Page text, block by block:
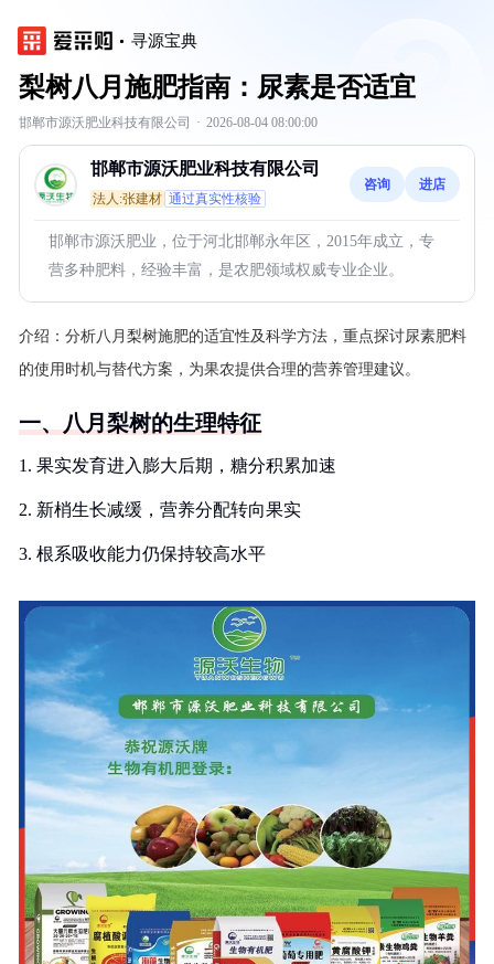
寻源宝典
梨树八月施肥指南：尿素是否适宜
邯郸市源沃肥业科技有限公司 · 2026-08-04 08:00:00
邯郸市源沃肥业科技有限公司
法人:张建材 通过真实性核验
咨询 进店
邯郸市源沃肥业，位于河北邯郸永年区，2015年成立，专
营多种肥料，经验丰富，是农肥领域权威专业企业。
介绍： 分析八月梨树施肥的适宜性及科学方法，重点探讨尿素肥料
的使用时机与替代方案，为果农提供合理的营养管理建议。
一、八月梨树的生理特征
1. 果实发育进入膨大后期，糖分积累加速
2. 新梢生长减缓，营养分配转向果实
3. 根系吸收能力仍保持较高水平